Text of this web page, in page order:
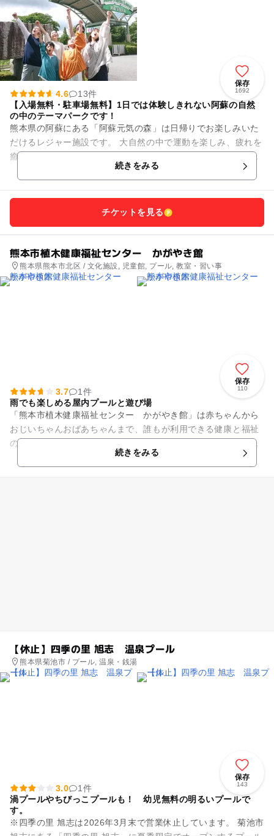
保存
1692
4.6
13件
【入場無料・駐車場無料】1日では体験しきれない阿蘇の自然
の中のテーマパークです！
熊本県の阿蘇にある「阿蘇元気の森」は日帰りでお楽しみいた
だけるレジャー施設です。 大自然の中で運動を楽しみ、疲れを
癒すことのできる健康増進パーク。お子様からシニア世代ま
で、各世代ごとの楽しみ方...続きをみる
チケットを見る
熊本市植木健康福祉センター かがやき館
熊本県熊本市北区 / 文化施設, 児童館, プール, 教室・習い事
保存
110
3.7
1件
雨でも楽しめる屋内プールと遊び場
「熊本市植木健康福祉センター かがやき館」は赤ちゃんから
おじいちゃんおばあちゃんまで、誰もが利用できる健康と福祉
の施設です。館内にはトレーニングルーム、プール、検診室か
ら栄養教室など、様々な設備...続きをみる
【休止】四季の里 旭志 温泉プール
熊本県菊池市 / プール, 温泉・銭湯
保存
143
3.0
1件
渦プールやちびっこプールも！ 幼児無料の明るいプールで
す。
※四季の里 旭志は2026年3月末で営業休止しています。 菊池市